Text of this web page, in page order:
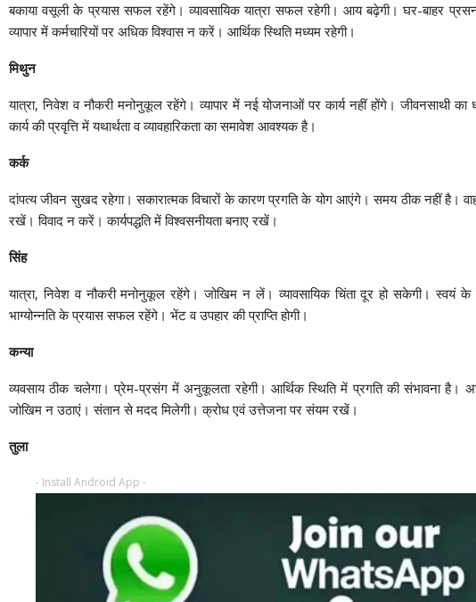
बकाया वसूली के प्रयास सफल रहेंगे। व्यावसायिक यात्रा सफल रहेगी। आय बढ़ेगी। घर-बाहर
व्यापार में कर्मचारियों पर अधिक विश्वास न करें। आर्थिक स्थिति मध्यम रहेगी।
मिथुन
यात्रा, निवेश व नौकरी मनोनुकूल रहेंगे। व्यापार में नई योजनाओं पर कार्य नहीं होंगे।
कार्य की प्रवृत्ति में यथार्थता व व्यावहारिकता का समावेश आवश्यक है।
कर्क
दांपत्य जीवन सुखद रहेगा। सकारात्मक विचारों के कारण प्रगति के योग आएंगे। समय ठीक नहीं है।
रखें। विवाद न करें। कार्यपद्धति में विश्वसनीयता बनाए रखें।
सिंह
यात्रा, निवेश व नौकरी मनोनुकूल रहेंगे। जोखिम न लें। व्यावसायिक चिंता दूर हो सकेगी। स्वयं के
भाग्योन्नति के प्रयास सफल रहेंगे। भेंट व उपहार की प्राप्ति होगी।
कन्या
व्यवसाय ठीक चलेगा। प्रेम-प्रसंग में अनुकूलता रहेगी। आर्थिक स्थिति में प्रगति की संभावना है।
जोखिम न उठाएं। संतान से मदद मिलेगी। क्रोध एवं उत्तेजना पर संयम रखें।
तुला
- Install Android App -